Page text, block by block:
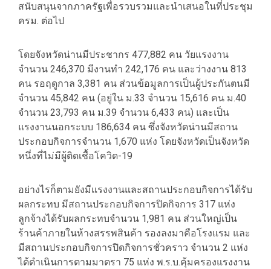
สนับสนุนจากภาครัฐเพื่อรวบรวมและนำเสนอในที่ประชุม
ครม. ต่อไป
โดยจังหวัดน่านมีประชากร 477,882 คน วัยแรงงาน
จำนวน 246,370 มีงานทำ 242,176 คน และว่างงาน 813
คน รอฤดูกาล 3,381 คน ส่วนข้อมูลการเป็นผู้ประกันตนมี
จำนวน 45,842 คน (อยู่ใน ม.33 จำนวน 15,616 คน ม.40
จำนวน 23,793 คน ม.39 จำนวน 6,433 คน) และเป็น
แรงงานนอกระบบ 186,634 คน ซึ่งจังหวัดน่านมีสถาน
ประกอบกิจการจำนวน 1,670 แห่ง โดยจังหวัดเป็นจังหวัด
หนึ่งที่ไม่มีผู้ติดเชื้อโควิด-19
อย่างไรก็ตามยังมีแรงงานและสถานประกอบกิจการได้รับ
ผลกระทบ มีสถานประกอบกิจการปิดกิจการ 317 แห่ง
ลูกจ้างได้รับผลกระทบจำนวน 1,981 คน ส่วนใหญ่เป็น
ร้านค้าภายในห้างสรรพสินค้า รองลงมาคือโรงแรม และ
มีสถานประกอบกิจการปิดกิจการชั่วคราว จำนวน 2 แห่ง
ได้ดำเนินการตามมาตรา 75 แห่ง พ.ร.บ.คุ้มครองแรงงาน